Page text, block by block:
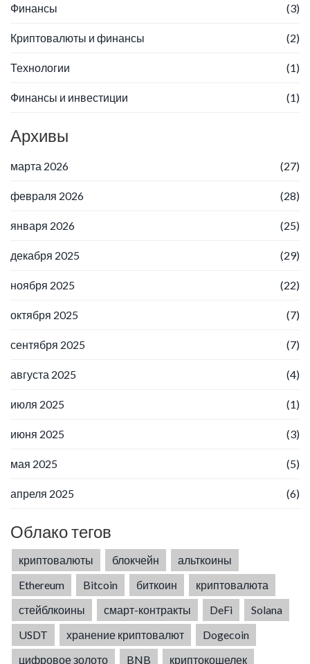
Финансы (3)
Криптовалюты и финансы (2)
Технологии (1)
Финансы и инвестиции (1)
Архивы
марта 2026 (27)
февраля 2026 (28)
января 2026 (25)
декабря 2025 (29)
ноября 2025 (22)
октября 2025 (7)
сентября 2025 (7)
августа 2025 (4)
июля 2025 (1)
июня 2025 (3)
мая 2025 (5)
апреля 2025 (6)
Облако тегов
криптовалюты блокчейн
альткоины
Ethereum
Bitcoin биткоин
криптовалюта
стейблкоины
смарт-контракты DeFi
Solana
USDT
хранение криптовалют
Dogecoin
цифровое золото
BNB криптокошелек